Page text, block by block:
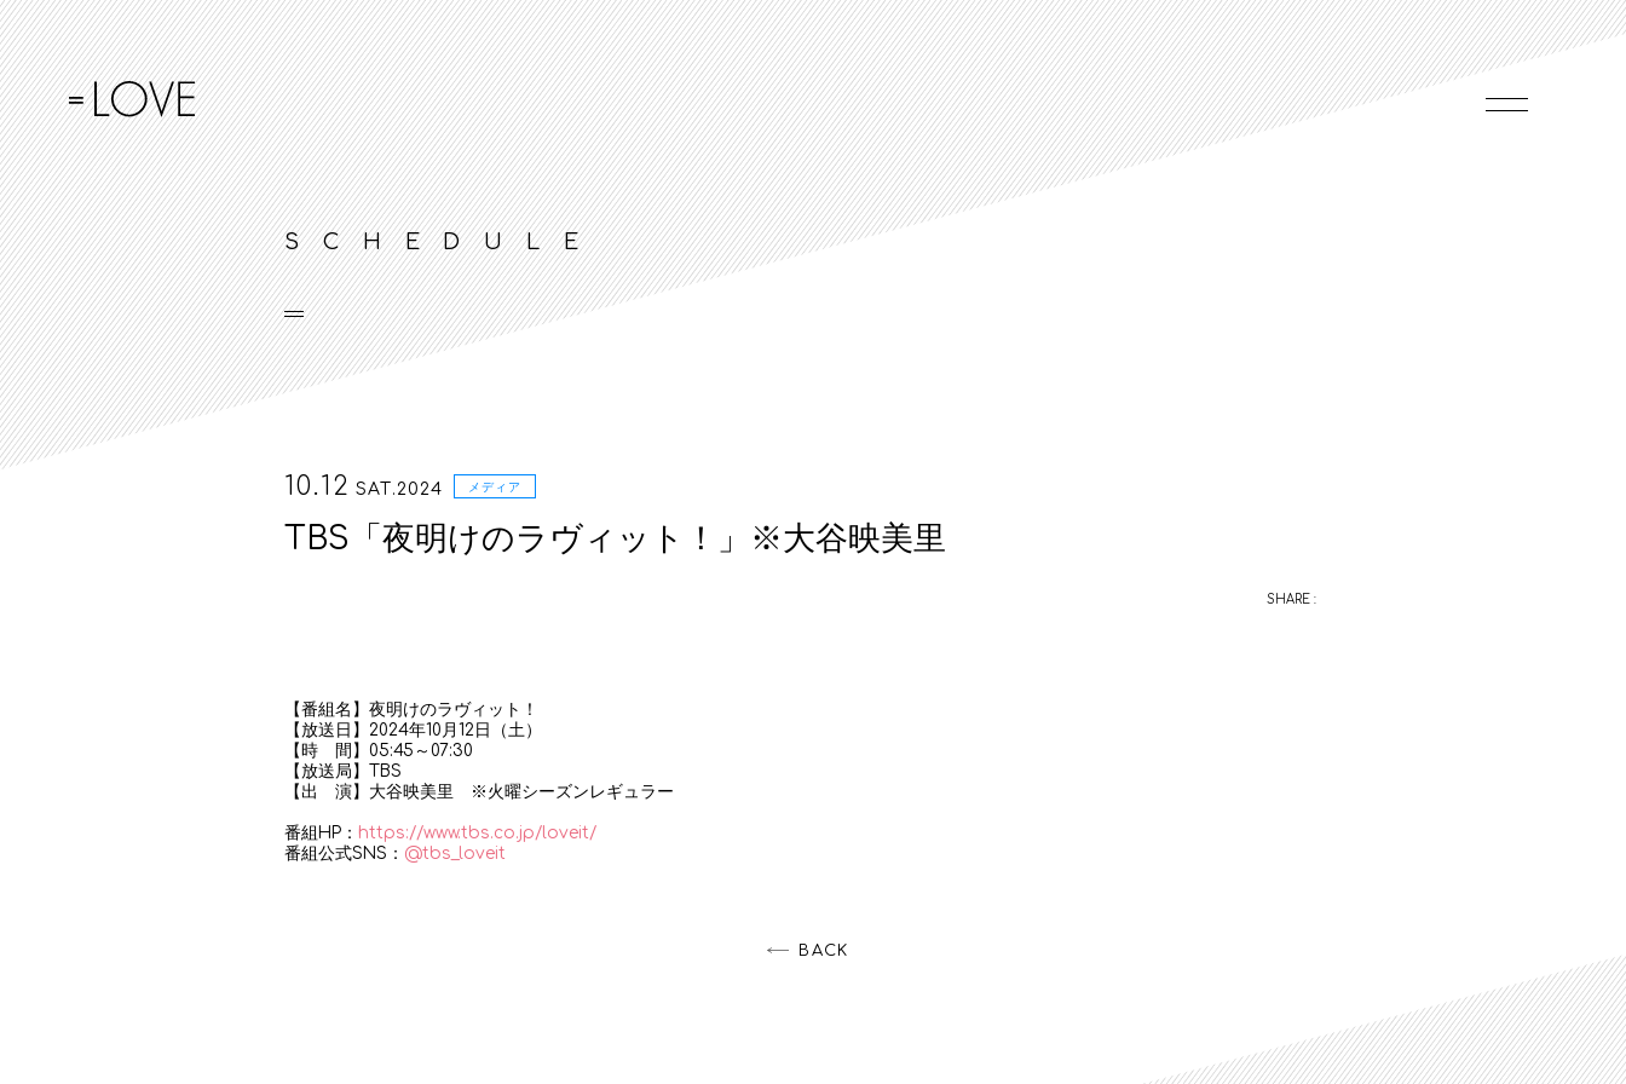
SCHEDULE
10.12 SAT.2024 メディア
TBS「夜明けのラヴィット！」※大谷映美里
SHARE :
【番組名】夜明けのラヴィット！
【放送日】2024年10月12日（土）
【時 間】05:45～07:30
【放送局】TBS
【出 演】大谷映美里 ※火曜シーズンレギュラー
番組HP： https://www.tbs.co.jp/loveit/
番組公式SNS： @tbs_loveit
BACK